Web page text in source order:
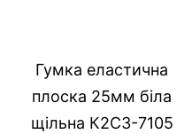
Гумка еластична
плоска 25мм біла
щільна К2С3-7105